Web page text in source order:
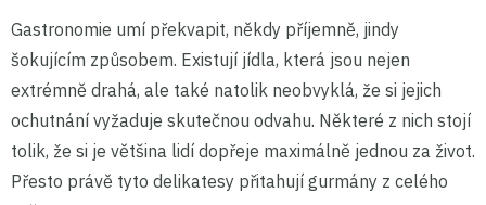
Gastronomie umí překvapit, někdy příjemně, jindy
šokujícím způsobem. Existují jídla, která jsou nejen
extrémně drahá, ale také natolik neobvyklá, že si jejich
ochutnání vyžaduje skutečnou odvahu. Některé z nich stojí
tolik, že si je většina lidí dopřeje maximálně jednou za život.
Přesto právě tyto delikatesy přitahují gurmány z celého